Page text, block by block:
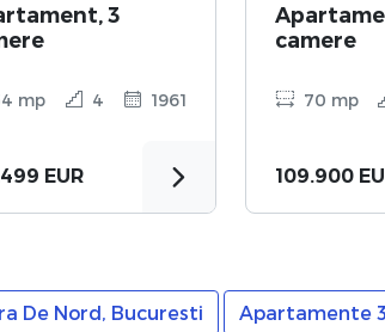
3
mp 4 1961
EUR
camere
70 mp
109.900
De Nord, Bucuresti Apartamente